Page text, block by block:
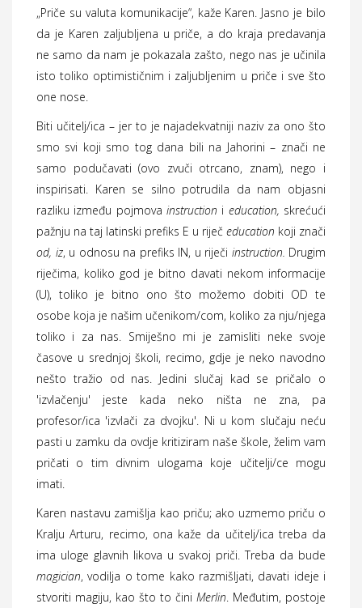
„Priče su valuta komunikacije“, kaže Karen. Jasno je bilo
da je Karen zaljubljena u priče, a do kraja predavanja
ne samo da nam je pokazala zašto, nego nas je učinila
isto toliko optimističnim i zaljubljenim u priče i sve što
one nose.
Biti učitelj/ica – jer to je najadekvatniji naziv za ono što
smo svi koji smo tog dana bili na Jahorini – znači ne
samo podučavati (ovo zvuči otrcano, znam), nego i
inspirisati. Karen se silno potrudila da nam objasni
razliku između pojmova instruction i education, skrećući
pažnju na taj latinski prefiks E u riječ education koji znači
od, iz, u odnosu na prefiks IN, u riječi instruction. Drugim
riječima, koliko god je bitno davati nekom informacije
(U), toliko je bitno ono što možemo dobiti OD te
osobe koja je našim učenikom/com, koliko za nju/njega
toliko i za nas. Smiješno mi je zamisliti neke svoje
časove u srednjoj školi, recimo, gdje je neko navodno
nešto tražio od nas. Jedini slučaj kad se pričalo o
'izvlačenju' jeste kada neko ništa ne zna, pa
profesor/ica 'izvlači za dvojku'. Ni u kom slučaju neću
pasti u zamku da ovdje kritiziram naše škole, želim vam
pričati o tim divnim ulogama koje učitelji/ce mogu
imati.
Karen nastavu zamišlja kao priču; ako uzmemo priču o
Kralju Arturu, recimo, ona kaže da učitelj/ica treba da
ima uloge glavnih likova u svakoj priči. Treba da bude
magician, vodilja o tome kako razmišljati, davati ideje i
stvoriti magiju, kao što to čini Merlin. Međutim, postoje